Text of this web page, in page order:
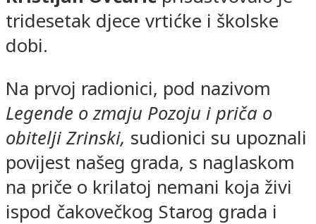
tridesetak djece vrtićke i školske
dobi.
Na prvoj radionici, pod nazivom
Legende o zmaju Pozoju i priča o
obitelji Zrinski, sudionici su upoznali
povijest našeg grada, s naglaskom
na priče o krilatoj nemani koja živi
ispod čakovečkog Starog grada i